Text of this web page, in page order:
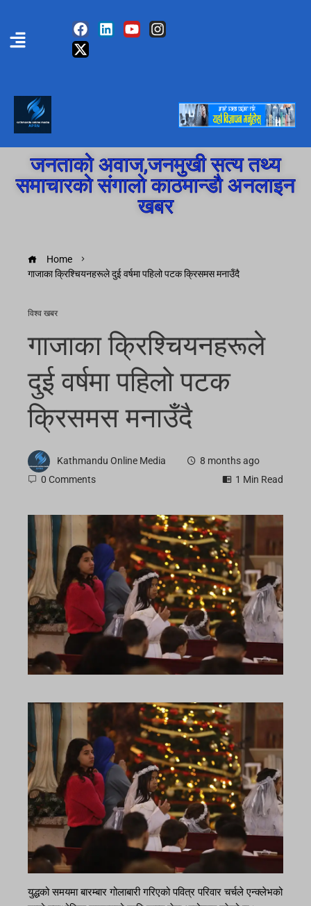
जनताको अवाज,जनमुखी सत्य तथ्य
समाचारको संगालो काठमान्डौ अनलाइन
खबर
Home
गाजाका क्रिश्चियनहरूले दुई वर्षमा पहिलो पटक क्रिसमस मनाउँदै
विश्व खबर
गाजाका क्रिश्चियनहरूले
दुई वर्षमा पहिलो पटक
क्रिसमस मनाउँदै
Kathmandu Online Media
8 months ago
0 Comments
1 Min Read
युद्धको समयमा बारम्बार गोलाबारी गरिएको पवित्र परिवार चर्चले एन्क्लेभको